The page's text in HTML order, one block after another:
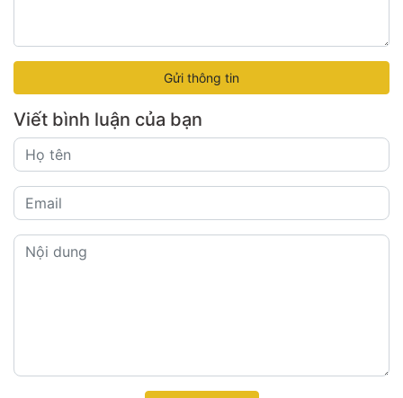
Gửi thông tin
Viết bình luận của bạn